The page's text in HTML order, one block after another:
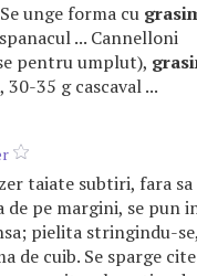
unge forma cu
... Cannelloni
pentru umplut),
35 g cascaval ...
taiate subtiri, fara
de pe margini, se pun
pielita stringindu-se,
de cuib. Se sparge